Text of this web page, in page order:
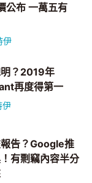
公布 一萬五有
伊
？2019年
再度得第一
伊
告？Google推
有剽竊內容半分